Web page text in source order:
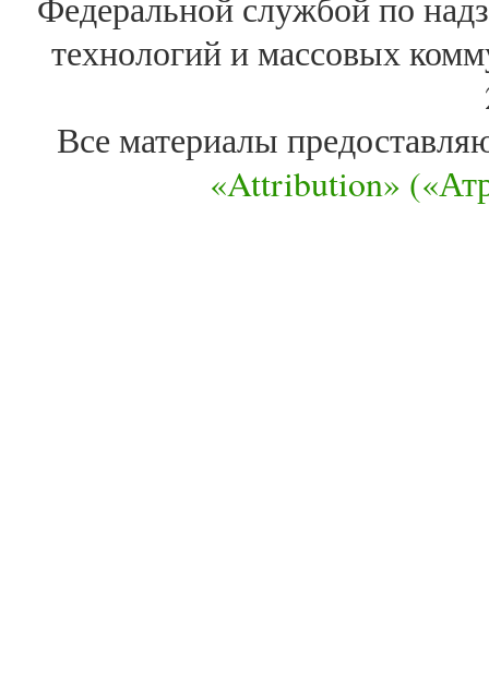
технологий и массовых
Все материалы
«Attribution»